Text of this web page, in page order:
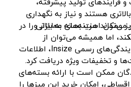
هستند و نیاز به نگهداری
می‌تواند هزینه‌های عملیاتی را در
ممکن است بسته به بازار و
اما همیشه می‌توان از
فروشندگان معتبر و نمایندگی‌های رسمی Insize، اطلاعات
و تخفیفات ویژه دریافت کرد.
ممکن است با ارائه بسته‌های
امکان خرید این میزها را